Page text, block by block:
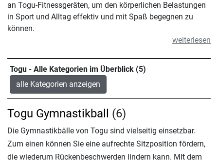
an Togu-Fitnessgeräten, um den körperlichen Belastungen
in Sport und Alltag effektiv und mit Spaß begegnen zu
können.
weiterlesen
Togu - Alle Kategorien im Überblick (5)
alle Kategorien anzeigen
Togu Gymnastikball (6)
Die Gymnastikbälle von Togu sind vielseitig einsetzbar.
Zum einen können Sie eine aufrechte Sitzposition fördern,
die wiederum Rückenbeschwerden lindern kann. Mit dem